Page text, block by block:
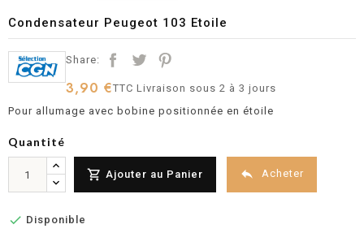
Condensateur Peugeot 103 Etoile
Share:
3,90 €TTCLivraison sous 2 à 3 jours
Pour allumage avec bobine positionnée en étoile
Quantité
 Ajouter au Panier  Acheter
 Disponible